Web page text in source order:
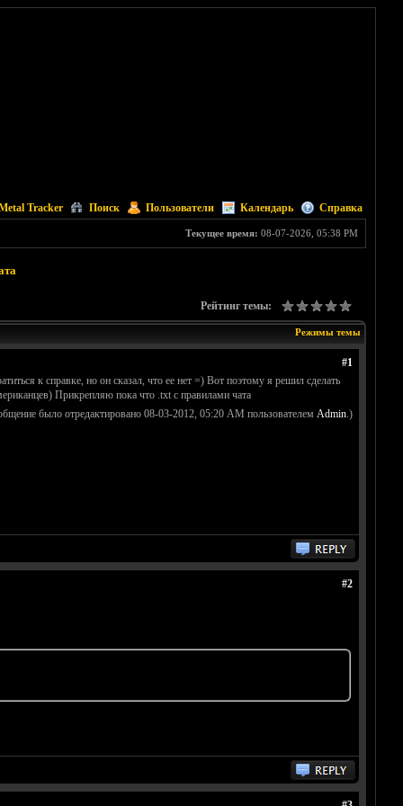
Tracker Поиск Пользователи Календарь Справка
Текущее время: 08-07-2026, 05:38 PM
Рейтинг темы:
Режимы темы
#1
к справке, но он сказал, что ее нет =) Вот поэтому я решил сделать
Прикрепляю пока что .txt с правилами чата
было отредактировано 08-03-2012, 05:20 AM пользователем Admin.)
#2